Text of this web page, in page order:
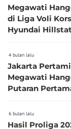
Megawati
di Liga Voli
Hyundai
4 bulan lalu
Jakarta
Megawati
Putaran
6 bulan lalu
Hasil Proliga